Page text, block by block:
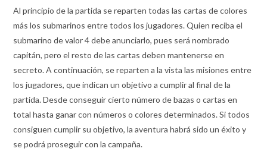
Al principio de la partida se reparten todas las cartas de colores
más los submarinos entre todos los jugadores. Quien reciba el
submarino de valor 4 debe anunciarlo, pues será nombrado
capitán, pero el resto de las cartas deben mantenerse en
secreto. A continuación, se reparten a la vista las misiones entre
los jugadores, que indican un objetivo a cumplir al final de la
partida. Desde conseguir cierto número de bazas o cartas en
total hasta ganar con números o colores determinados. Si todos
consiguen cumplir su objetivo, la aventura habrá sido un éxito y
se podrá proseguir con la campaña.